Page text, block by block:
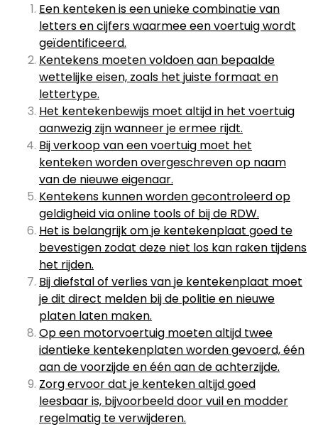
Een kenteken is een unieke combinatie van
letters en cijfers waarmee een voertuig wordt
geïdentificeerd.
Kentekens moeten voldoen aan bepaalde
wettelijke eisen, zoals het juiste formaat en
lettertype.
Het kentekenbewijs moet altijd in het voertuig
aanwezig zijn wanneer je ermee rijdt.
Bij verkoop van een voertuig moet het
kenteken worden overgeschreven op naam
van de nieuwe eigenaar.
Kentekens kunnen worden gecontroleerd op
geldigheid via online tools of bij de RDW.
Het is belangrijk om je kentekenplaat goed te
bevestigen zodat deze niet los kan raken tijdens
het rijden.
Bij diefstal of verlies van je kentekenplaat moet
je dit direct melden bij de politie en nieuwe
platen laten maken.
Op een motorvoertuig moeten altijd twee
identieke kentekenplaten worden gevoerd, één
aan de voorzijde en één aan de achterzijde.
Zorg ervoor dat je kenteken altijd goed
leesbaar is, bijvoorbeeld door vuil en modder
regelmatig te verwijderen.